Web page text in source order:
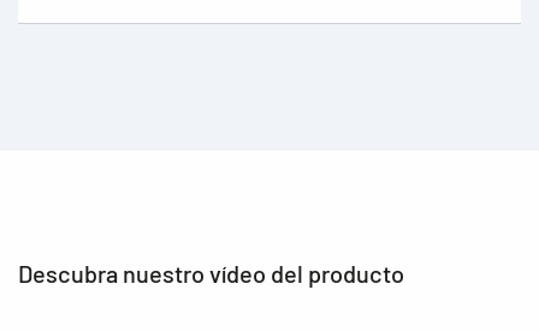
Descubra nuestro vídeo del producto